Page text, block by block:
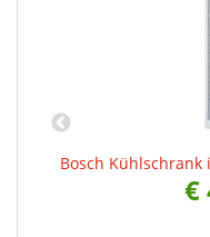
Bosch Kühlschrank
€